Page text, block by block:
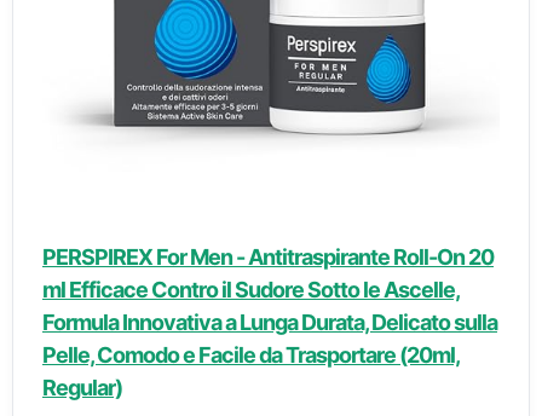
PERSPIREX For Men - Antitraspirante Roll-On 20
ml Efficace Contro il Sudore Sotto le Ascelle,
Formula Innovativa a Lunga Durata, Delicato sulla
Pelle, Comodo e Facile da Trasportare (20ml,
Regular)